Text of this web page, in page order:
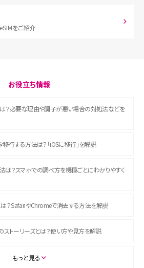
をご紹介
お役立ち情報
は？必要な理由や調子が悪い場合の対処法などを
行する方法は？「iOSに移行」を解説
？スマホでの調べ方を機種ごとにわかりやすく
は？SafariやChromeで消去する方法を解説
ストーリーズとは？使い方や見方を解説
ジャンルや楽しみ方を解説
もっと見る